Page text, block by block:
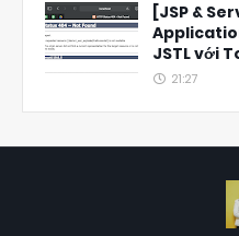
[JSP &
JSTL với
21:27